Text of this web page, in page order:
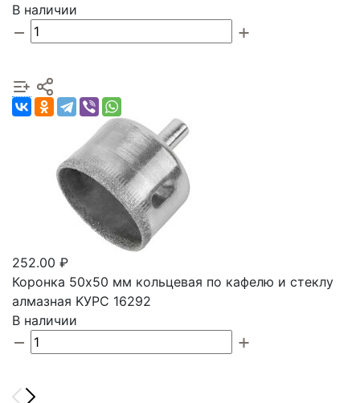
В наличии
252.00 ₽
Коронка 50х50 мм кольцевая по кафелю и стеклу
алмазная KУРС 16292
В наличии